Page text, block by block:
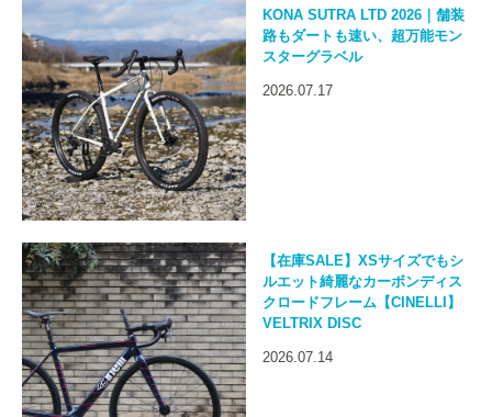
KONA SUTRA LTD 2026｜舗装
路もダートも速い、超万能モン
スターグラベル
2026.07.17
【在庫SALE】XSサイズでもシ
ルエット綺麗なカーボンディス
クロードフレーム【CINELLI】
VELTRIX DISC
2026.07.14